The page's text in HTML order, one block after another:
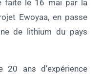
faite le 16 mai par la
Ewoyaa, en passe
de lithium du pays
20 ans d’expérience